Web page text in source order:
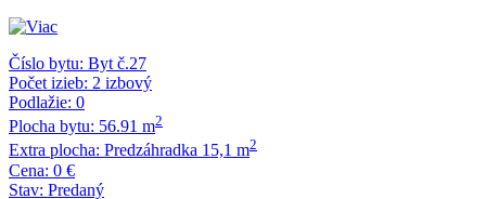
Číslo bytu: Byt č.27
Počet izieb: 2 izbový
Podlažie: 0
Plocha bytu: 56.91 m2
Extra plocha: Predzáhradka 15,1 m2
Cena: 0 €
Stav: Predaný